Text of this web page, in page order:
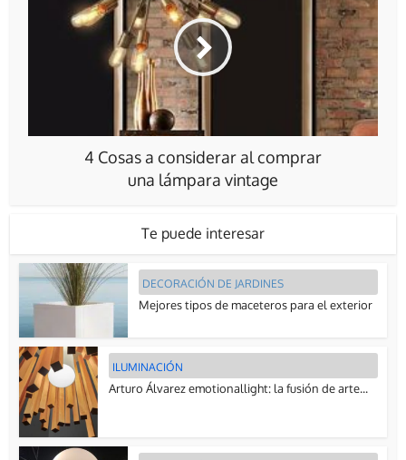
4 Cosas a considerar al comprar
una lámpara vintage
Te puede interesar
DECORACIÓN DE JARDINES
Mejores tipos de maceteros para el exterior
ILUMINACIÓN
Arturo Álvarez emotionallight: la fusión de arte...